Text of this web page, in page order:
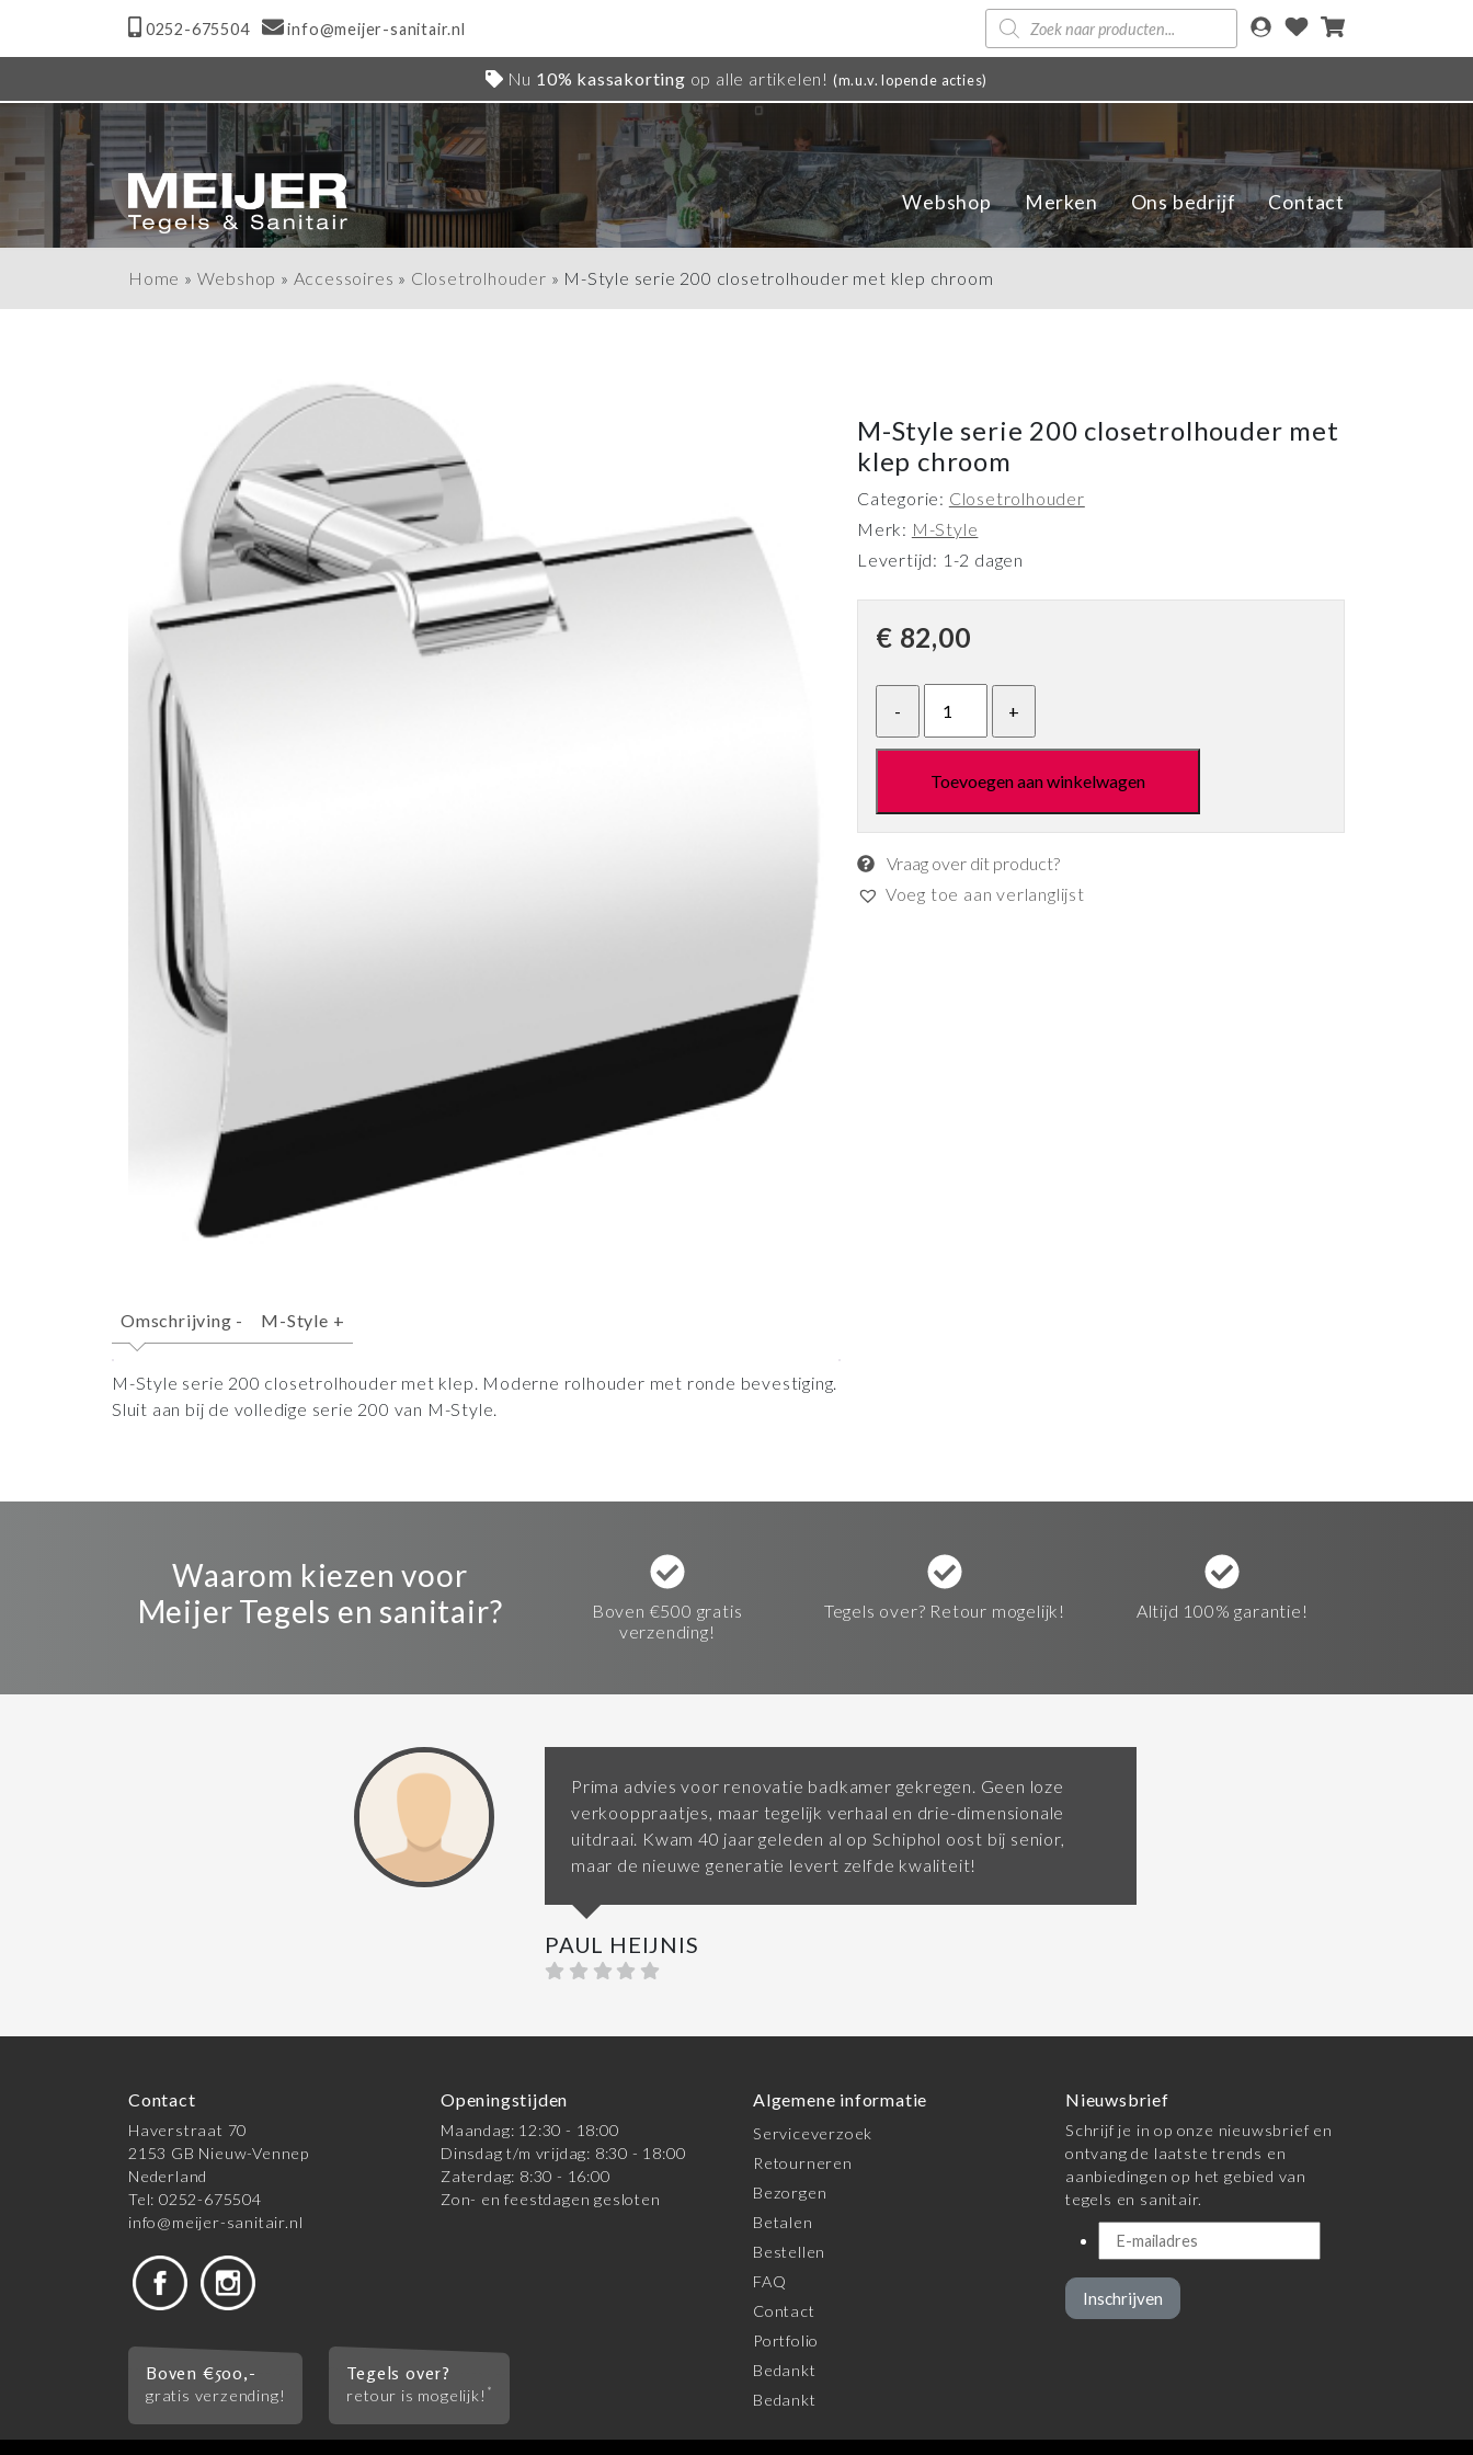
0252-675504 info@meijer-sanitair.nl
Producten
zoeken
Nu 10% kassakorting op alle artikelen! (m.u.v. lopende acties)
Webshop Merken Ons bedrijf Contact
Home » Webshop » Accessoires » Closetrolhouder » M-Style serie 200 closetrolhouder met klep chroom
Omschrijving - M-Style +
M-Style serie 200 closetrolhouder met klep. Moderne rolhouder met ronde bevestiging.
Sluit aan bij de volledige serie 200 van M-Style.
M-Style serie 200 closetrolhouder met
klep chroom
Categorie: Closetrolhouder
Merk: M-Style
Levertijd: 1-2 dagen
€ 82,00
Toevoegen aan winkelwagen
Vraag over dit product?
Voeg toe aan verlanglijst
Waarom kiezen voor
Meijer Tegels en sanitair?
Boven €500 gratis
verzending!
Tegels over? Retour mogelijk! Altijd 100% garantie!
Prima advies voor renovatie badkamer gekregen. Geen loze
verkooppraatjes, maar tegelijk verhaal en drie-dimensionale
uitdraai. Kwam 40 jaar geleden al op Schiphol oost bij senior,
maar de nieuwe generatie levert zelfde kwaliteit!
PAUL HEIJNIS
Contact
Haverstraat 70
2153 GB Nieuw-Vennep
Nederland
Tel: 0252-675504
info@meijer-sanitair.nl
Openingstijden
Maandag: 12:30 - 18:00
Dinsdag t/m vrijdag: 8:30 - 18:00
Zaterdag: 8:30 - 16:00
Zon- en feestdagen gesloten
Boven €500,-
gratis verzending!
Tegels over?
retour is mogelijk! *
Algemene informatie
Serviceverzoek
Retourneren
Bezorgen
Betalen
Bestellen
FAQ
Contact
Portfolio
Bedankt
Bedankt
Nieuwsbrief
Schrijf je in op onze nieuwsbrief en
ontvang de laatste trends en
aanbiedingen op het gebied van
tegels en sanitair.
Inschrijven